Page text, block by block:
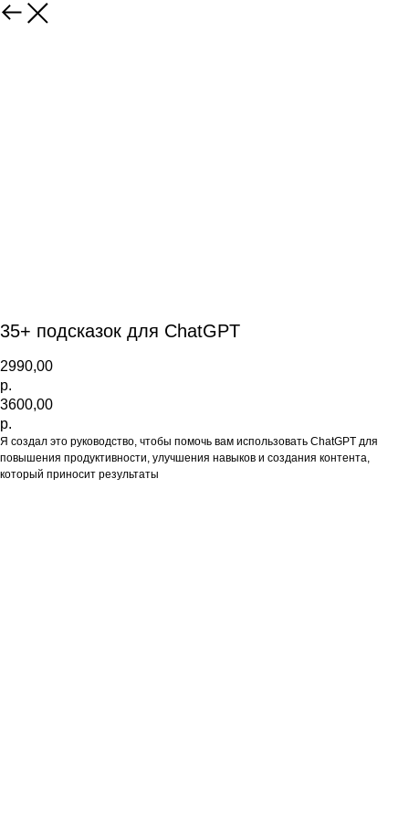
35+ подсказок для ChatGPT
2990,00
р.
3600,00
р.
Я создал это руководство, чтобы помочь вам использовать ChatGPT для
повышения продуктивности, улучшения навыков и создания контента,
который приносит результаты